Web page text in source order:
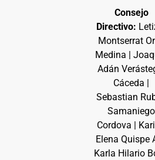
Consejo
Directivo:
Montserrat
Medina |
Adán
Cáceda |
Sebastian
Samaniego
Cordova |
Elena Quispe
Karla Hilario